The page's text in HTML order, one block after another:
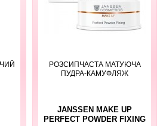
РОЗСИПЧАСТА МАТУЮЧА
ПУДРА-КАМУФЛЯЖ
JANSSEN MAKE UP
PERFECT POWDER FIXING